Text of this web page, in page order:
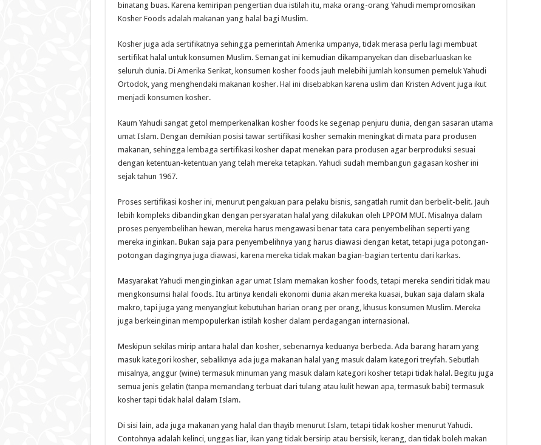
binatang buas. Karena kemiripan pengertian dua istilah itu, maka orang-orang Yahudi mempromosikan
Kosher Foods adalah makanan yang halal bagi Muslim.
Kosher juga ada sertifikatnya sehingga pemerintah Amerika umpanya, tidak merasa perlu lagi membuat
sertifikat halal untuk konsumen Muslim. Semangat ini kemudian dikampanyekan dan disebarluaskan ke
seluruh dunia. Di Amerika Serikat, konsumen kosher foods jauh melebihi jumlah konsumen pemeluk Yahudi
Ortodok, yang menghendaki makanan kosher. Hal ini disebabkan karena uslim dan Kristen Advent juga ikut
menjadi konsumen kosher.
Kaum Yahudi sangat getol memperkenalkan kosher foods ke segenap penjuru dunia, dengan sasaran utama
umat Islam. Dengan demikian posisi tawar sertifikasi kosher semakin meningkat di mata para produsen
makanan, sehingga lembaga sertifikasi kosher dapat menekan para produsen agar berproduksi sesuai
dengan ketentuan-ketentuan yang telah mereka tetapkan. Yahudi sudah membangun gagasan kosher ini
sejak tahun 1967.
Proses sertifikasi kosher ini, menurut pengakuan para pelaku bisnis, sangatlah rumit dan berbelit-belit. Jauh
lebih kompleks dibandingkan dengan persyaratan halal yang dilakukan oleh LPPOM MUI. Misalnya dalam
proses penyembelihan hewan, mereka harus mengawasi benar tata cara penyembelihan seperti yang
mereka inginkan. Bukan saja para penyembelihnya yang harus diawasi dengan ketat, tetapi juga potongan-
potongan dagingnya juga diawasi, karena mereka tidak makan bagian-bagian tertentu dari karkas.
Masyarakat Yahudi menginginkan agar umat Islam memakan kosher foods, tetapi mereka sendiri tidak mau
mengkonsumsi halal foods. Itu artinya kendali ekonomi dunia akan mereka kuasai, bukan saja dalam skala
makro, tapi juga yang menyangkut kebutuhan harian orang per orang, khusus konsumen Muslim. Mereka
juga berkeinginan mempopulerkan istilah kosher dalam perdagangan internasional.
Meskipun sekilas mirip antara halal dan kosher, sebenarnya keduanya berbeda. Ada barang haram yang
masuk kategori kosher, sebaliknya ada juga makanan halal yang masuk dalam kategori treyfah. Sebutlah
misalnya, anggur (wine) termasuk minuman yang masuk dalam kategori kosher tetapi tidak halal. Begitu juga
semua jenis gelatin (tanpa memandang terbuat dari tulang atau kulit hewan apa, termasuk babi) termasuk
kosher tapi tidak halal dalam Islam.
Di sisi lain, ada juga makanan yang halal dan thayib menurut Islam, tetapi tidak kosher menurut Yahudi.
Contohnya adalah kelinci, unggas liar, ikan yang tidak bersirip atau bersisik, kerang, dan tidak boleh makan